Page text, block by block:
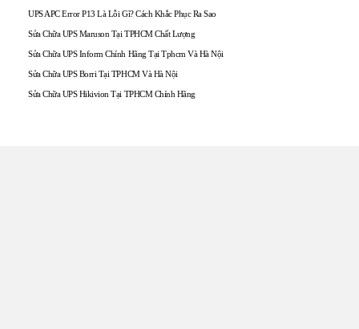
UPS APC Error P13 Là Lỗi Gì? Cách Khắc Phục Ra Sao
Sửa Chữa UPS Maruson Tại TPHCM Chất Lượng
Sửa Chữa UPS Inform Chính Hãng Tại Tphcm Và Hà Nội
Sửa Chữa UPS Borri Tại TPHCM Và Hà Nội
Sửa Chữa UPS Hikivion Tại TPHCM Chính Hãng